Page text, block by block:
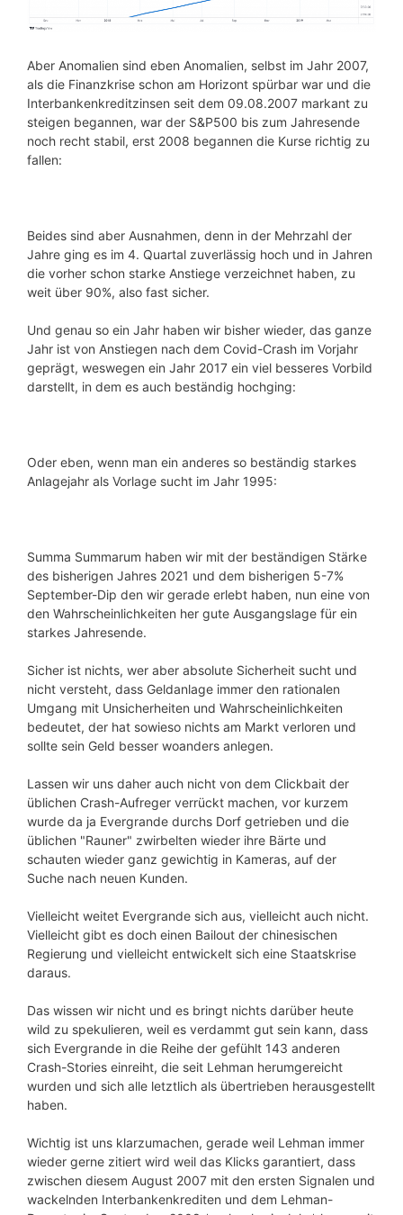
Aber Anomalien sind eben Anomalien, selbst im Jahr 2007,
als die Finanzkrise schon am Horizont spürbar war und die
Interbankenkreditzinsen seit dem 09.08.2007 markant zu
steigen begannen, war der S&P500 bis zum Jahresende
noch recht stabil, erst 2008 begannen die Kurse richtig zu
fallen:
Beides sind aber Ausnahmen, denn in der Mehrzahl der
Jahre ging es im 4. Quartal zuverlässig hoch und in Jahren
die vorher schon starke Anstiege verzeichnet haben, zu
weit über 90%, also fast sicher.
Und genau so ein Jahr haben wir bisher wieder, das ganze
Jahr ist von Anstiegen nach dem Covid-Crash im Vorjahr
geprägt, weswegen ein Jahr 2017 ein viel besseres Vorbild
darstellt, in dem es auch beständig hochging:
Oder eben, wenn man ein anderes so beständig starkes
Anlagejahr als Vorlage sucht im Jahr 1995:
Summa Summarum haben wir mit der beständigen Stärke
des bisherigen Jahres 2021 und dem bisherigen 5-7%
September-Dip den wir gerade erlebt haben, nun eine von
den Wahrscheinlichkeiten her gute Ausgangslage für ein
starkes Jahresende.
Sicher ist nichts, wer aber absolute Sicherheit sucht und
nicht versteht, dass Geldanlage immer den rationalen
Umgang mit Unsicherheiten und Wahrscheinlichkeiten
bedeutet, der hat sowieso nichts am Markt verloren und
sollte sein Geld besser woanders anlegen.
Lassen wir uns daher auch nicht von dem Clickbait der
üblichen Crash-Aufreger verrückt machen, vor kurzem
wurde da ja Evergrande durchs Dorf getrieben und die
üblichen "Rauner" zwirbelten wieder ihre Bärte und
schauten wieder ganz gewichtig in Kameras, auf der
Suche nach neuen Kunden.
Vielleicht weitet Evergrande sich aus, vielleicht auch nicht.
Vielleicht gibt es doch einen Bailout der chinesischen
Regierung und vielleicht entwickelt sich eine Staatskrise
daraus.
Das wissen wir nicht und es bringt nichts darüber heute
wild zu spekulieren, weil es verdammt gut sein kann, dass
sich Evergrande in die Reihe der gefühlt 143 anderen
Crash-Stories einreiht, die seit Lehman herumgereicht
wurden und sich alle letztlich als übertrieben herausgestellt
haben.
Wichtig ist uns klarzumachen, gerade weil Lehman immer
wieder gerne zitiert wird weil das Klicks garantiert, dass
zwischen diesem August 2007 mit den ersten Signalen und
wackelnden Interbankenkrediten und dem Lehman-